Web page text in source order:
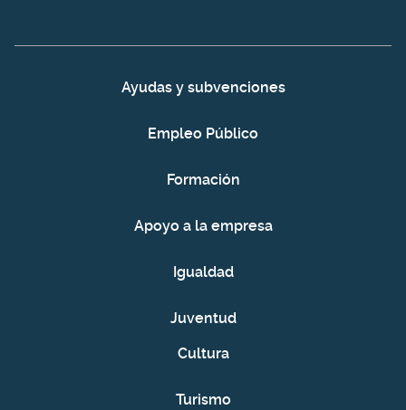
Ayudas y subvenciones
Empleo Público
Formación
Apoyo a la empresa
Igualdad
Juventud
Cultura
Turismo